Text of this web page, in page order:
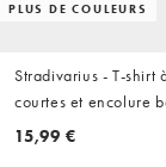
PLUS DE COULEURS
Stradivarius - T-shirt
courtes et encolure
15,99 €